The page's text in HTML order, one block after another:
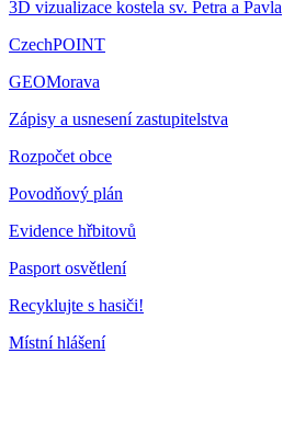
3D vizualizace kostela sv. Petra a Pavla
CzechPOINT
GEOMorava
Zápisy a usnesení zastupitelstva
Rozpočet obce
Povodňový plán
Evidence hřbitovů
Pasport osvětlení
Recyklujte s hasiči!
Místní hlášení